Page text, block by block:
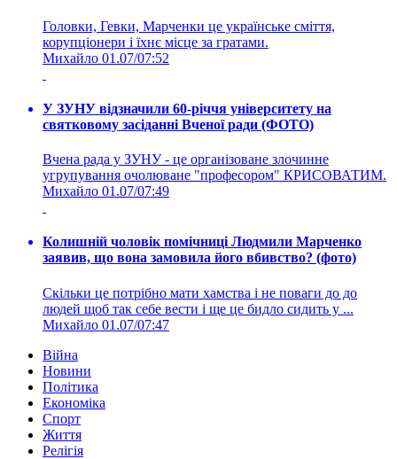
Головки, Гевки, Марченки це українське сміття,
корупціонери і їхнє місце за гратами.
Михайло 01.07/07:52
У ЗУНУ відзначили 60-річчя університету на
святковому засіданні Вченої ради (ФОТО)
Вчена рада у ЗУНУ - це організоване злочинне
угрупування очолюване "професором" КРИСОВАТИМ.
Михайло 01.07/07:49
Колишній чоловік помічниці Людмили Марченко
заявив, що вона замовила його вбивство? (фото)
Скільки це потрібно мати хамства і не поваги до до
людей щоб так себе вести і ще це бидло сидить у ...
Михайло 01.07/07:47
Війна
Новини
Політика
Економіка
Спорт
Життя
Релігія